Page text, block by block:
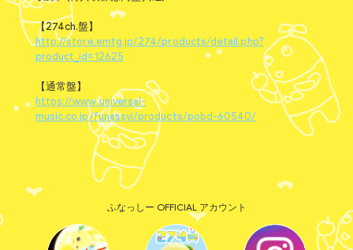
【274ch.盤】
http://store.emtg.jp/274/products/detail.php?
product_id=12625
【通常盤】
https://www.universal-
music.co.jp/funassyi/products/pobd-60540/
ふなっしー OFFICIAL アカウント